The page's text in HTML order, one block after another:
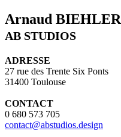
Arnaud BIEHLER
AB STUDIOS
ADRESSE
27 rue des Trente Six Ponts
31400 Toulouse
CONTACT
0 680 573 705
contact@abstudios.design